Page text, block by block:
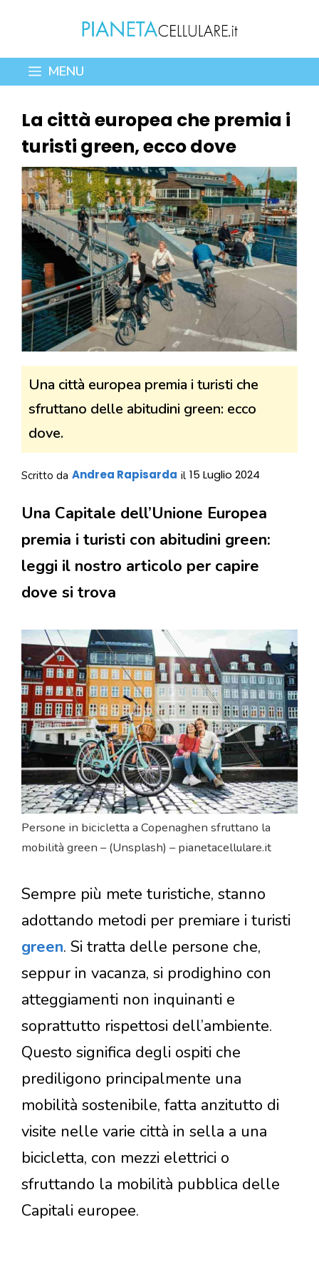
contenuto
MENU
La città europea che premia i
turisti green, ecco dove
Una città europea premia i turisti che
sfruttano delle abitudini green: ecco
dove.
Scritto da Andrea Rapisarda il 15 Luglio 2024
Una Capitale dell’Unione Europea
premia i turisti con abitudini green:
leggi il nostro articolo per capire
dove si trova
Persone in bicicletta a Copenaghen sfruttano la
mobilità green – (Unsplash) – pianetacellulare.it
Sempre più mete turistiche, stanno
adottando metodi per premiare i turisti
green. Si tratta delle persone che,
seppur in vacanza, si prodighino con
atteggiamenti non inquinanti e
soprattutto rispettosi dell’ambiente.
Questo significa degli ospiti che
prediligono principalmente una
mobilità sostenibile, fatta anzitutto di
visite nelle varie città in sella a una
bicicletta, con mezzi elettrici o
sfruttando la mobilità pubblica delle
Capitali europee.